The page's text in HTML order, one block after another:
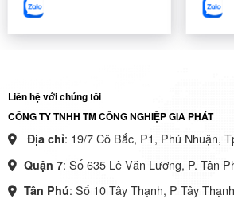
Liên hệ với chúng tôi
CÔNG TY TNHH TM CÔNG NGHIỆP GIA PHÁT
Địa chỉ: 19/7 Cô Bắc, P1, Phú Nhuận,
Quận 7: Số 635 Lê Văn Lương, P. Tân
Tân Phú: Số 10 Tây Thạnh, P Tây